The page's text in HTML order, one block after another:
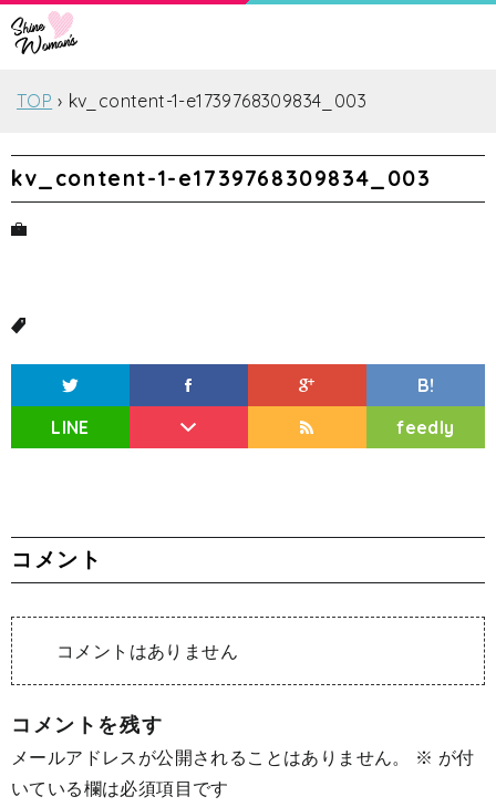
TOP kv_content-1-e1739768309834_003
kv_content-1-e1739768309834_003
B!
LINE
feedly
コメント
コメントはありません
コメントを残す
メールアドレスが公開されることはありません。 ※ が付
いている欄は必須項目です